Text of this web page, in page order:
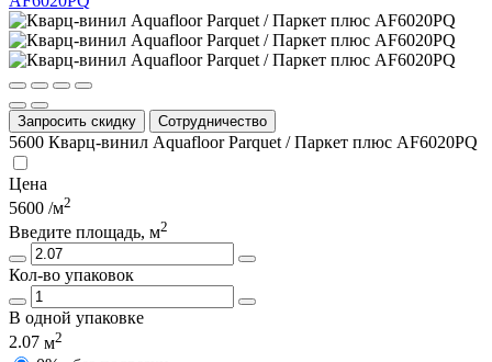
Запросить скидку Сотрудничество
5600 Кварц-винил Aquafloor Parquet / Паркет плюс AF6020PQ
Цена
5600 /м2
Введите площадь, м2
Кол-во упаковок
В одной упаковке
2.07 м2